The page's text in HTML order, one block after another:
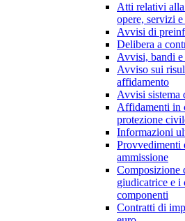
Atti relativi
opere, servizi
Avvisi di
Delibera a
Avvisi, bandi
Avviso sui
affidamento
Avvisi sistema
Affidamenti in
protezione
Informazioni
Provvedimenti
ammissione
Composizione
giudicatrice e i
componenti
Contratti di